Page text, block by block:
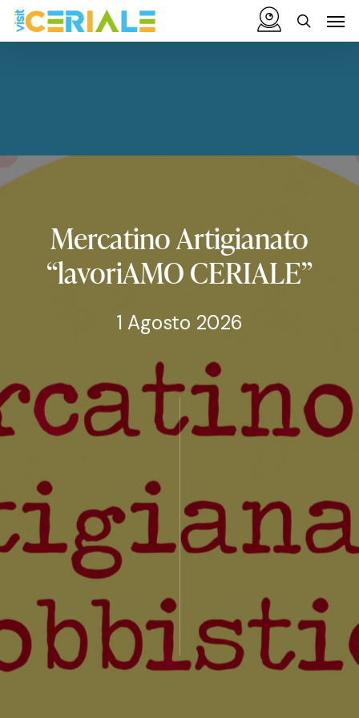
Vai
contenuto
MercatinoArtigianato
“lavoriAMOCERIALE”
1 Agosto 2026